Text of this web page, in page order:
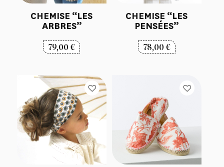
CHEMISE “LES
ARBRES”
79,00€
CHEMISE “LES
PENSÉES”
78,00€